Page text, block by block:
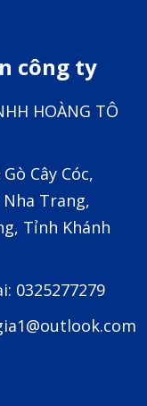
công ty
HOÀNG TÔ
Cây Cóc,
Trang,
Tỉnh Khánh
0325277279